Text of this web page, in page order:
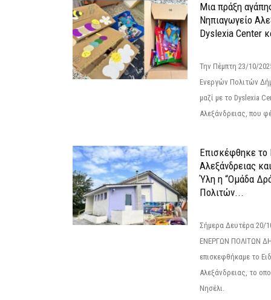
Μια πράξη
Νηπιαγωγείο
Dyslexia Center
Την Πέμπτη 23/10/
Ενεργών Πολιτών
μαζί με το Dyslexia
Αλεξάνδρειας, που
Επισκέφθηκε το
Αλεξάνδρειας
Ύλη η “Ομάδα
Πολιτών...
Σήμερα Δευτέρα
ΕΝΕΡΓΩΝ ΠΟΛΙΤΩΝ
επισκεφθήκαμε το
Αλεξάνδρειας, το
Νησέλι.